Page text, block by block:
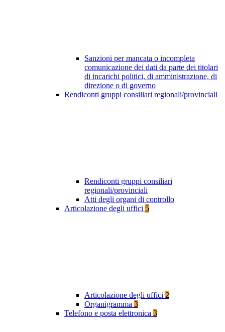
Sanzioni per mancata o incompleta
comunicazione dei dati da parte dei titolari
di incarichi politici, di amministrazione, di
direzione o di governo
Rendiconti gruppi consiliari regionali/provinciali
Rendiconti gruppi consiliari
regionali/provinciali
Atti degli organi di controllo
Articolazione degli uffici 5
Articolazione degli uffici 2
Organigramma 3
Telefono e posta elettronica 3